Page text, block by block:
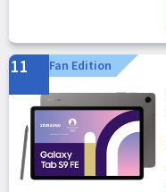
11 Fan Edition